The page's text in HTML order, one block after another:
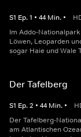
S1 Ep.1 • 44 Min. •
Im Addo-
Löwen, Leoparden
sogar Haie und Wale
Der Tafelberg
S1 Ep.2 • 44 Min. •
Der Tafelberg-
am Atlantischen